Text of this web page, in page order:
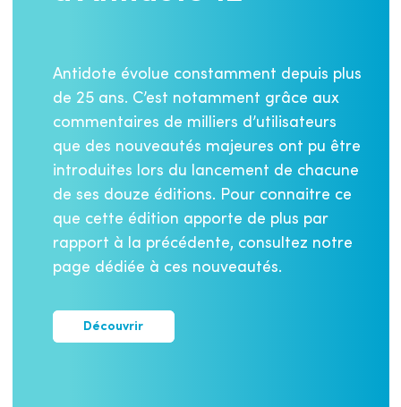
Antidote évolue constamment depuis plus
de 25 ans. C’est notamment grâce aux
commentaires de milliers d’utilisateurs
que des nouveautés majeures ont pu être
introduites lors du lancement de chacune
de ses douze éditions. Pour connaitre ce
que cette édition apporte de plus par
rapport à la précédente, consultez notre
page dédiée à ces nouveautés.
Découvrir